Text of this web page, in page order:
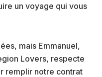
un voyage qui vous
mais Emmanuel,
Lovers, respecte
remplir notre contrat